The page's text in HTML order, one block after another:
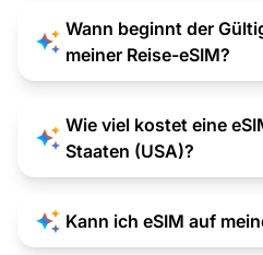
Wann beginnt der
meiner Reise-eSIM?
Wie viel kostet eine
Staaten (USA)?
Kann ich eSIM auf